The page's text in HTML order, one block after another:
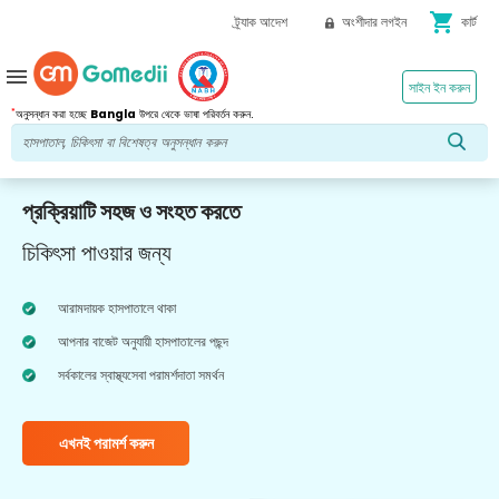
ট্র্যাক আদেশ অংশীদার লগইন shopping_cart কার্ট
*অনুসন্ধান করা হচ্ছে Bangla উপরে থেকে ভাষা পরিবর্তন করুন.
সাইন ইন করুন
menu
প্রক্রিয়াটি সহজ ও সংহত করতে
চিকিৎসা পাওয়ার জন্য
আরামদায়ক হাসপাতালে থাকা
আপনার বাজেট অনুযায়ী হাসপাতালের পছন্দ
সর্বকালের স্বাস্থ্যসেবা পরামর্শদাতা সমর্থন
এখনই পরামর্শ করুন